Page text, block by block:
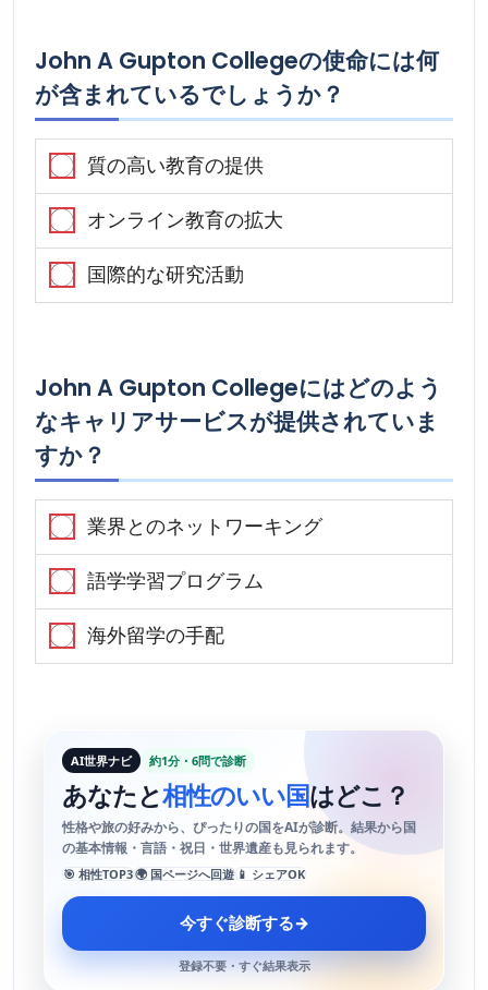
John A Gupton Collegeの使命には何
が含まれているでしょうか？
質の高い教育の提供
オンライン教育の拡大
国際的な研究活動
John A Gupton Collegeにはどのよう
なキャリアサービスが提供されていま
すか？
業界とのネットワーキング
語学学習プログラム
海外留学の手配
AI世界ナビ 約1分・6問で診断
あなたと相性のいい国はどこ？
性格や旅の好みから、ぴったりの国をAIが診断。結果から国
の基本情報・言語・祝日・世界遺産も見られます。
🎯 相性TOP3🌍 国ページへ回遊 📱 シェアOK
今すぐ診断する→
登録不要・すぐ結果表示